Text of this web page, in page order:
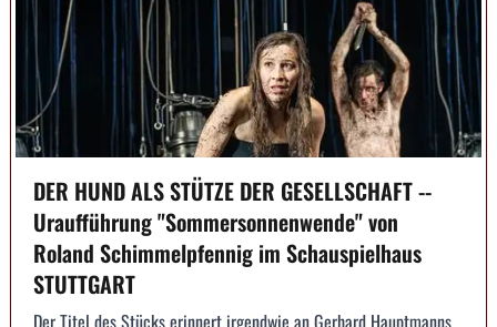
DER HUND ALS STÜTZE DER GESELLSCHAFT --
Uraufführung "Sommersonnenwende" von
Roland Schimmelpfennig im Schauspielhaus
STUTTGART
Der Titel des Stücks erinnert irgendwie an Gerhard Hauptmanns